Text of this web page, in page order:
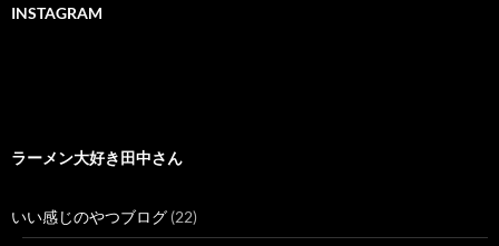
INSTAGRAM
ラーメン大好き田中さん
いい感じのやつブログ (22)